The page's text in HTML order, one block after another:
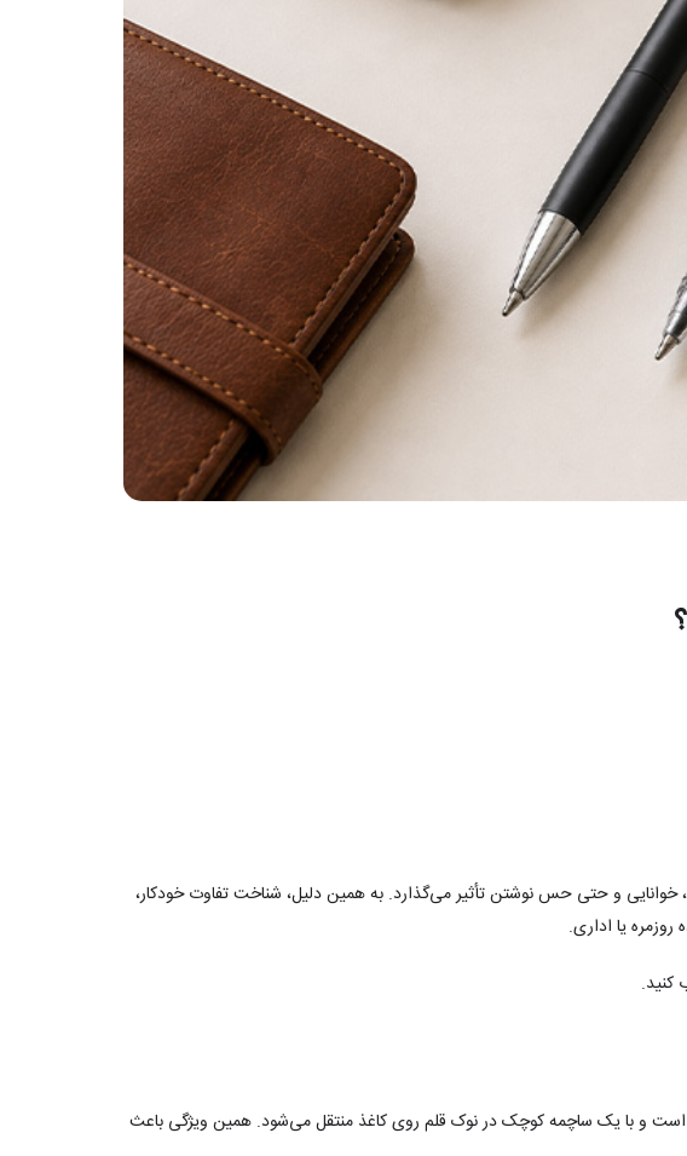
و حتی حس نوشتن تأثیر می‌گذارد. به همین دلیل، شناخت تفاوت خودکار،
یا اداری.
کنید.
است و با یک ساچمه کوچک در نوک قلم روی کاغذ منتقل می‌شود. همین ویژگی باعث